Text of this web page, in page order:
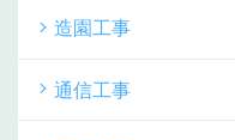
造園工事
通信工事